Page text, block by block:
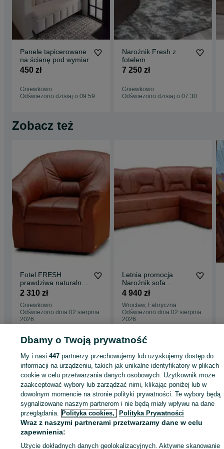
Panele tapicerowane
na ścianę pod wymiar
450 zł
Gniewkowo
Odświeżono dzisiaj o 09:59
Narożnik Fresh z
fotelem
7 250 zł
Gniewkowo
Odświeżono dzisiaj o 07:30
Zobacz też
Fotel FRESH
prawdziwa naturalna
skóra PRODUCENT
2 310 zł
Gniewkowo
Odświeżono dnia 02 sierpnia
2026
Letnia promocja
Narożnik sofa
narożna FRESH
PRODUCENT
4 940 zł
Wrocław, Fabryczna
Odświeżono dnia 02 sierpnia
2026
Strona główna Dom i Ogród Meble Sofy i kanapy
Sofy i kanapy -
pomorskie
Sofy i kanapy - Chrząstowo
KATEGORIA
ID:657464238 Wyświetlenia:
Zadzwoń / SMS Wyślij wiadomość
Dbamy o Twoją prywatność
My i nasi447 partnerzy przechowujemy lub uzyskujemy dostęp do
informacji na urządzeniu, takich jak unikalne identyfikatory w plikach
cookie w celu przetwarzania danych osobowych. Użytkownik może
zaakceptować wybory lub zarządzać nimi, klikając poniżej lub w
dowolnym momencie na stronie polityki prywatności. Te wybory będą
sygnalizowane naszym partnerom i nie będą miały wpływu na dane
przeglądania. Polityka cookies, Polityka Prywatności
Wraz z naszymi partnerami przetwarzamy dane w celu
zapewnienia:
Użycie dokładnych danych geolokalizacyjnych. Aktywne skanowanie